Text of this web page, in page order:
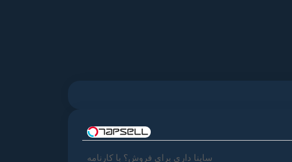
ساینا داری برای فروش؟ با کارنامه